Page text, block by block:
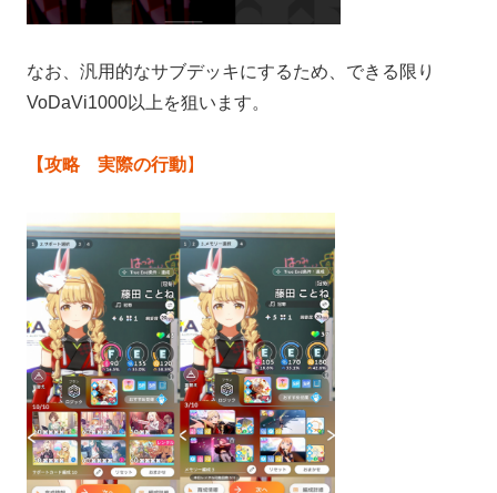
なお、汎用的なサブデッキにするため、できる限り
VoDaVi1000以上を狙います。
【攻略 実際の行動】